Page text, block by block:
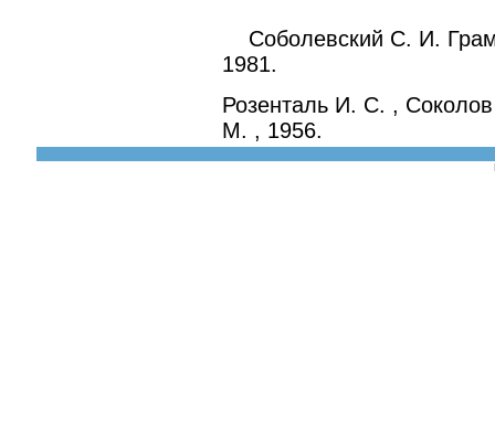
Соболевский С. И.
1981.
Розенталь И. С. ,
М. , 1956.